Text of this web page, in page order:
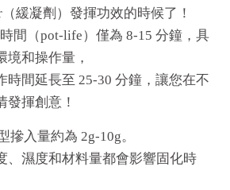
緩凝劑）發揮功效的時候了！
間（pot-life）僅為 8-15 分鐘，具
境和操作量，
時間延長至 25-30 分鐘，讓您在不
發揮創意！
摻入量約為 2g-10g。
、濕度和材料量都會影響固化時